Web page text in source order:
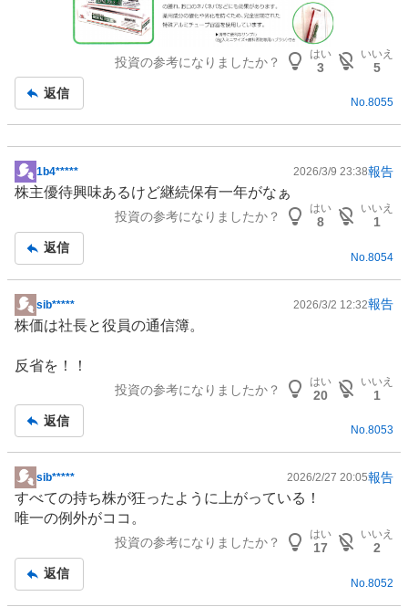
投資の参考になりましたか？
はい
3
いいえ
5
返信
No.8055
掲
示
事
1b4***** 2026/3/9 23:38報告
株主優待興味あるけど継続保有一年がなぁ
投資の参考になりましたか？
はい
8
いいえ
1
返信
No. 8054
掲
示
記
sib***** 2026/3/2 12:32報告
株価は社長と役員の通信簿。
反省を！！
投資の参考になりましたか？
はい
20
いいえ
1
返信
No.8053
掲
示
板
sib***** 2026/2/27 20:05報告
すべての持ち株が狂ったように上がっている！
唯一の例外がココ。
投資の参考になりましたか？
はい
17
いいえ
2
返信
No. 8052